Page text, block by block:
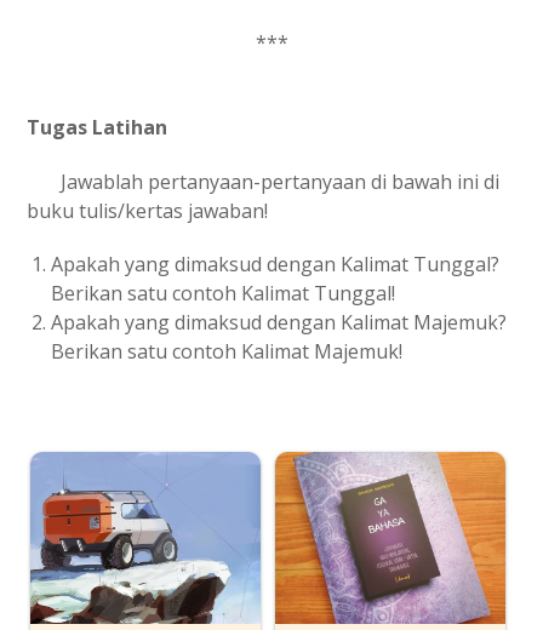
***
Tugas Latihan
Jawablah pertanyaan-pertanyaan di bawah ini di
buku tulis/kertas jawaban!
Apakah yang dimaksud dengan Kalimat Tunggal?
Berikan satu contoh Kalimat Tunggal!
Apakah yang dimaksud dengan Kalimat Majemuk?
Berikan satu contoh Kalimat Majemuk!